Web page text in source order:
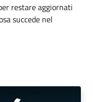
restare aggiornati
succede nel